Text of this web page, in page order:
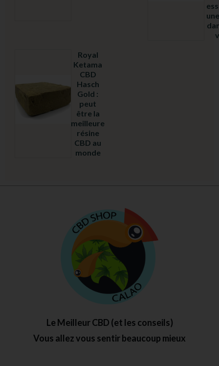
Royal
Ketama
CBD
Hasch
Gold :
peut
être la
meilleure
résine
CBD au
monde
Le Meilleur CBD (et les conseils)
Vous allez vous sentir beaucoup mieux